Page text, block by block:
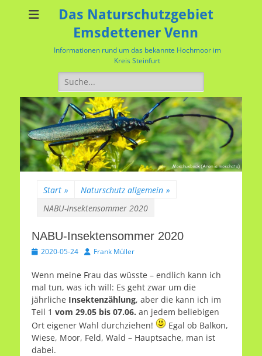
Das Naturschutzgebiet
Emsdettener Venn
Informationen rund um das bekannte Hochmoor im
Kreis Steinfurt
Suchen
nach:
Start » Naturschutz allgemein »
NABU-Insektensommer 2020
NABU-Insektensommer 2020
Veröffentlicht
2020-05-24 AutorFrank Müller
Wenn meine Frau das wüsste – endlich kann ich
mal tun, was ich will: Es geht zwar um die
jährliche Insektenzählung, aber die kann ich im
Teil 1 vom 29.05 bis 07.06. an jedem beliebigen
Ort eigener Wahl durchziehen!
Egal ob Balkon,
Wiese, Moor, Feld, Wald – Hauptsache, man ist
dabei.